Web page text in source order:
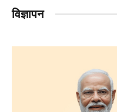
विज्ञापन